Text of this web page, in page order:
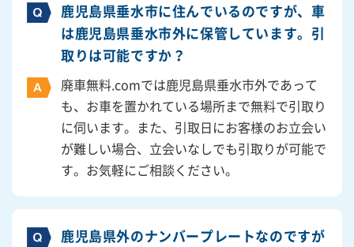
鹿児島県垂水市に住んでいるのですが、車
は鹿児島県垂水市外に保管しています。引
取りは可能ですか？
廃車無料.comでは鹿児島県垂水市外であって
も、お車を置かれている場所まで無料で引取り
に伺います。また、引取日にお客様のお立会い
が難しい場合、立会いなしでも引取りが可能で
す。お気軽にご相談ください。
鹿児島県外のナンバープレートなのですが